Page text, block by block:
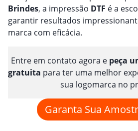
Brindes, a impressão DTF é a
garantir resultados
marca com eficácia.
Entre em contato agora e peça
gratuita para ter uma melhor
sua logomarca no
Garanta Sua